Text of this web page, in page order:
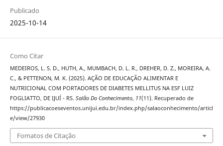
Publicado
2025-10-14
Como Citar
MEDEIROS, L. S. D., HUTH, A., MUMBACH, D. L. R., DREHER, D. Z., MOREIRA, A.
C., & PETTENON, M. K. (2025). AÇÃO DE EDUCAÇÃO ALIMENTAR E
NUTRICIONAL COM PORTADORES DE DIABETES MELLITUS NA ESF LUIZ
FOGLIATTO, DE IJUÍ - RS. Salão Do Conhecimento, 11(11). Recuperado de
https://publicacoeseventos.unijui.edu.br/index.php/salaoconhecimento/articl
e/view/27930
Fomatos de Citação